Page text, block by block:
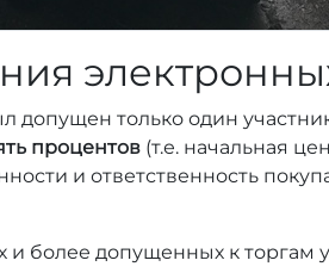
допущен только один
процентов (т.е. начальная
и ответственность
и более допущенных к торгам